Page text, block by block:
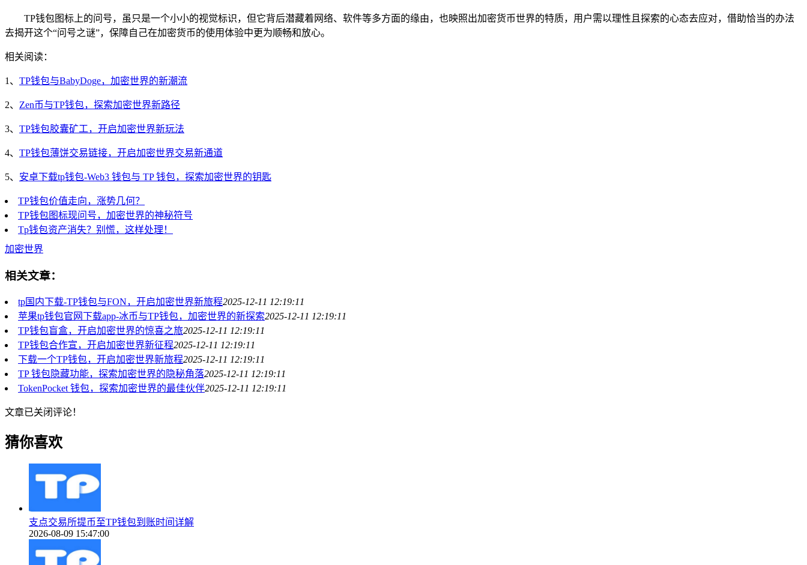
TP钱包图标上的问号，虽只是一个小小的视觉标识，但它背后潜藏着网络、软件等多方面的缘由，也映照出加密货币世界的特质，用户需以理性且探索的心态去应对，借助恰当的办法
去揭开这个“问号之谜”，保障自己在加密货币的使用体验中更为顺畅和放心。
相关阅读：
1、 TP钱包与BabyDoge，加密世界的新潮流
2、 Zen币与TP钱包，探索加密世界新路径
3、 TP钱包胶囊矿工，开启加密世界新玩法
4、 TP钱包薄饼交易链接，开启加密世界交易新通道
5、 安卓下载tp钱包-Web3 钱包与 TP 钱包，探索加密世界的钥匙
TP钱包价值走向，涨势几何？
TP钱包图标现问号，加密世界的神秘符号
Tp钱包资产消失？别慌，这样处理！
加密世界
相关文章：
tp国内下载-TP钱包与FON，开启加密世界新旅程2025-12-11 12:19:11
苹果tp钱包官网下载app-冰币与TP钱包，加密世界的新探索2025-12-11 12:19:11
TP钱包盲盒，开启加密世界的惊喜之旅2025-12-11 12:19:11
TP钱包合作宣，开启加密世界新征程2025-12-11 12:19:11
下载一个TP钱包，开启加密世界新旅程2025-12-11 12:19:11
TP 钱包隐藏功能，探索加密世界的隐秘角落2025-12-11 12:19:11
TokenPocket 钱包，探索加密世界的最佳伙伴2025-12-11 12:19:11
文章已关闭评论！
猜你喜欢
支点交易所提币至TP钱包到账时间详解
2026-08-09 15:47:00